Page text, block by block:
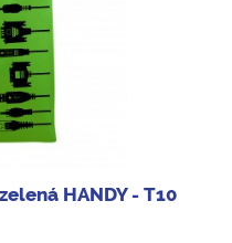
HANDY - T10